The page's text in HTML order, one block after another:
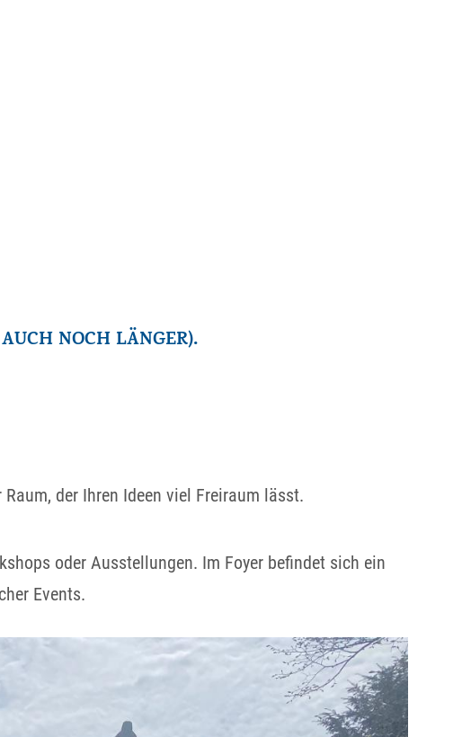
NOCH LÄNGER).
der Ihren Ideen viel Freiraum lässt.
oder Ausstellungen. Im Foyer befindet sich ein
Events.